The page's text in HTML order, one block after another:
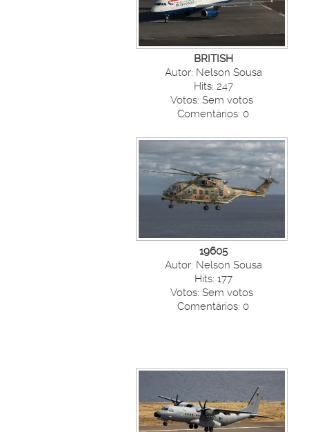
BRITISH
Autor: Nelson Sousa
Hits: 247
Votos: Sem votos
Comentários: 0
19605
Autor: Nelson Sousa
Hits: 177
Votos: Sem votos
Comentários: 0